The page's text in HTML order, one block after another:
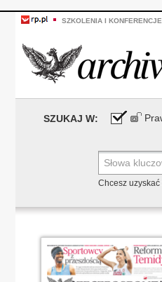
SZKOLENIA I KONFERENCJE
SZUKAJ W:
Chcesz